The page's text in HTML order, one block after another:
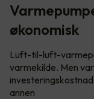
økonomisk
Luft-til-luft-
varmekilde. Men
annen